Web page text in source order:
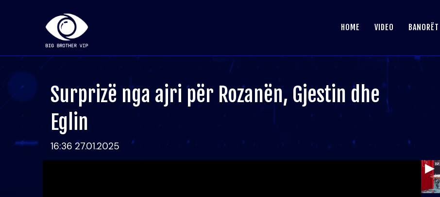
HOME VIDEO BANORËT
Surprizë nga ajri për Rozanën, Gjestin dhe
Eglin
16:36 27.01.2025